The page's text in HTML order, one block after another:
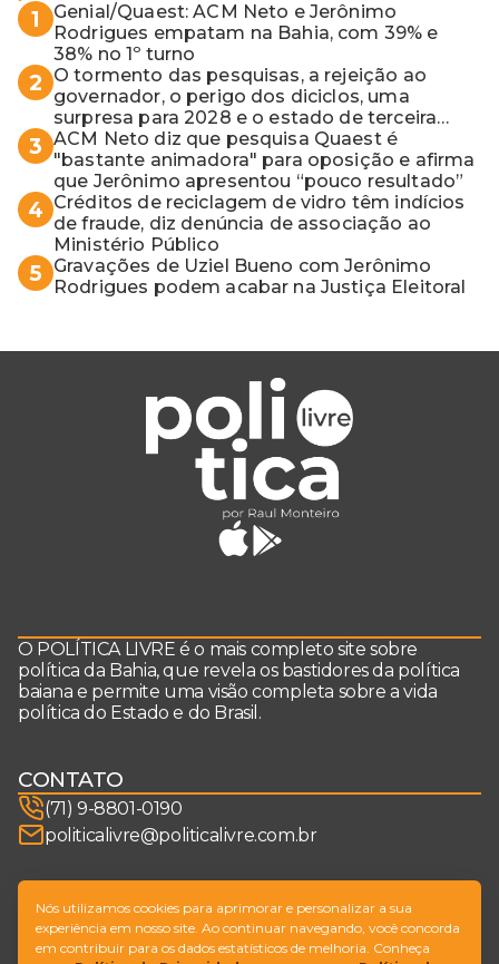
1
Genial/Quaest: ACM Neto e Jerônimo
Rodrigues empatam na Bahia, com 39% e
38% no 1º turno
2
O tormento das pesquisas, a rejeição ao
governador, o perigo dos diciclos, uma
surpresa para 2028 e o estado de terceira
guerra mundial
3 ACM Neto diz que pesquisa Quaest é
"bastante animadora" para oposição e afirma
que Jerônimo apresentou “pouco resultado”
4 Créditos de reciclagem de vidro têm indícios
de fraude, diz denúncia de associação ao
Ministério Público
5
Gravações de Uziel Bueno com Jerônimo
Rodrigues podem acabar na Justiça Eleitoral
O POLÍTICA LIVRE é o mais completo site sobre
política da Bahia, que revela os bastidores da política
baiana e permite uma visão completa sobre a vida
política do Estado e do Brasil.
CONTATO
(71) 9-8801-0190
politicalivre@politicalivre.com.br
SIGA-NOS
Nós utilizamos cookies para aprimorar e personalizar a sua
experiência em nosso site. Ao continuar navegando, você concorda
em contribuir para os dados estatísticos de melhoria. Conheça